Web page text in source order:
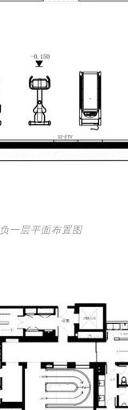
负一层平面布置图